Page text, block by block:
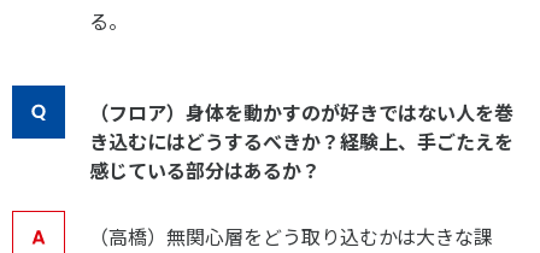
る。
（フロア）身体を動かすのが好きではない人を巻
き込むにはどうするべきか？経験上、手ごたえを
感じている部分はあるか？
（高橋）無関心層をどう取り込むかは大きな課